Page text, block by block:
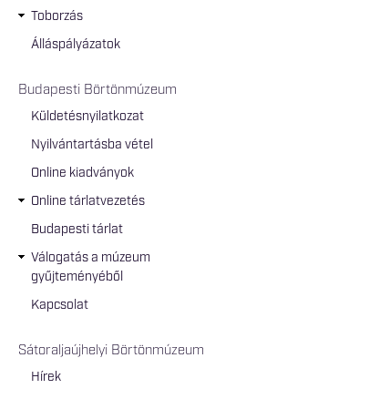
Toborzás
Álláspályázatok
Budapesti Börtönmúzeum
Küldetésnyilatkozat
Nyilvántartásba vétel
Online kiadványok
Online tárlatvezetés
Budapesti tárlat
Válogatás a múzeum
gyűjteményéből
Kapcsolat
Sátoraljaújhelyi Börtönmúzeum
Hírek